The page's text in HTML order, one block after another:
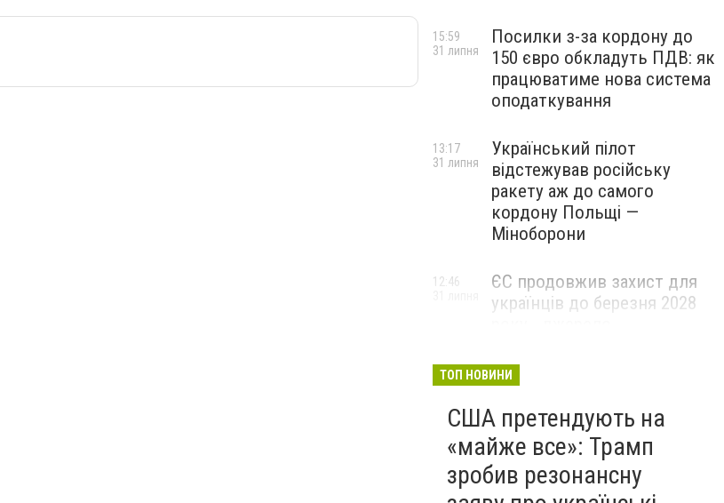
Посилки з-за кордону до
150 євро обкладуть ПДВ: як
працюватиме нова система
оподаткування
15:59
31 липня
Український пілот
відстежував російську
ракету аж до самого
кордону Польщі —
Міноборони
13:17
31 липня
ЄС продовжив захист для
українців до березня 2028
12:46
ТОП НОВИНИ
США претендують на
«майже все»: Трамп
зробив резонансну